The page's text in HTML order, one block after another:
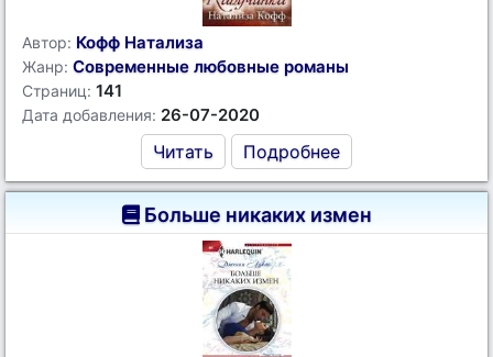
Автор: Кофф Натализа
Жанр: Современные любовные романы
Страниц: 141
Дата добавления: 26-07-2020
Читать Подробнее
Больше никаких измен